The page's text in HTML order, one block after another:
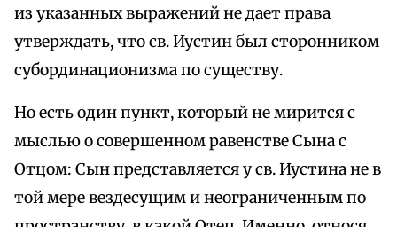
из указанных выражений не дает права
утверждать, что св. Иустин был сторонником
субординационизма по существу.
Но есть один пункт, который не мирится с
мыслью о совершенном равенстве Сына с
Отцом: Сын представляется у св. Иустина не в
той мере вездесущим и неограниченным по